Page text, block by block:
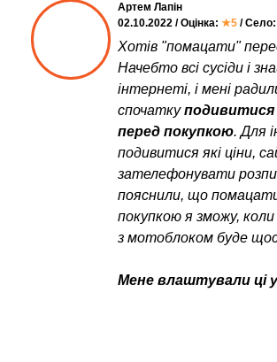
Хотів "помацати"
Начебто всі сусіди і
інтернеті, і мені
спочаткуподивитися
перед покупкою. Для
подивитися які ціни,
зателефонувати
пояснили, що
покупкою я зможу,
з мотоблоком буде
Мене влаштували ці
Артем Лапін
02.10.2022 / Оцінка: ★5 / Село: